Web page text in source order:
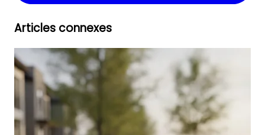
Articles connexes